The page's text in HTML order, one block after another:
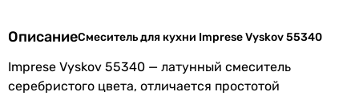
для кухни
для кухни
для кухни
Размер
картриджа
смесителя
35 мм
ОписаниеСмеситель для кухни Imprese Vyskov 55340
Imprese Vyskov 55340 — латунный смеситель
серебристого цвета, отличается простотой